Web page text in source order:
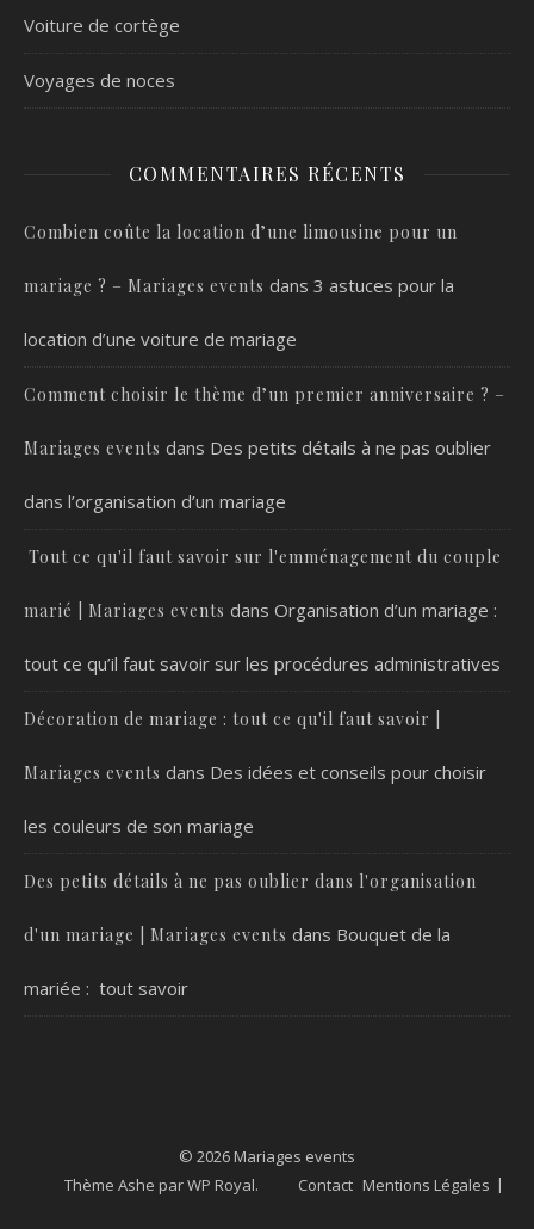
Voiture de cortège
Voyages de noces
COMMENTAIRES RÉCENTS
Combien coûte la location d’une limousine pour un
mariage ? – Mariages events dans 3 astuces pour la
location d’une voiture de mariage
Comment choisir le thème d’un premier anniversaire ? –
Mariages events dans Des petits détails à ne pas oublier
dans l’organisation d’un mariage
Tout ce qu'il faut savoir sur l'emménagement du couple
marié | Mariages events dans Organisation d’un mariage :
tout ce qu’il faut savoir sur les procédures administratives
Décoration de mariage : tout ce qu'il faut savoir |
Mariages events dans Des idées et conseils pour choisir
les couleurs de son mariage
Des petits détails à ne pas oublier dans l'organisation
d'un mariage | Mariages events dans Bouquet de la
mariée : tout savoir
© 2026 Mariages events
Contact Mentions Légales
Thème Ashe parWP Royal.